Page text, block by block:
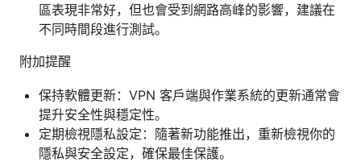
區表現非常好，但也會受到網路高峰的影響，建議在
不同時間段進行測試。
附加提醒
保持軟體更新：VPN 客戶端與作業系統的更新通常會
提升安全性與穩定性。
定期檢視隱私設定：隨著新功能推出，重新檢視你的
隱私與安全設定，確保最佳保護。